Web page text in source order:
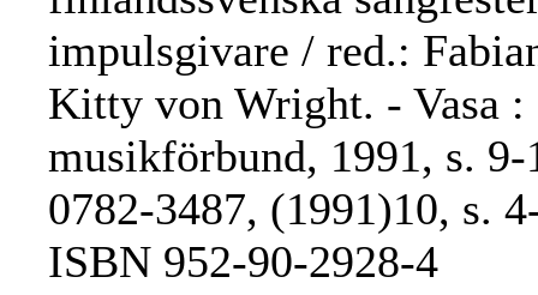
impulsgivare / red.:
Kitty von Wright. - Vasa :
musikförbund, 1991, s.
0782-3487, (1991)10, s.
ISBN 952-90-2928-4